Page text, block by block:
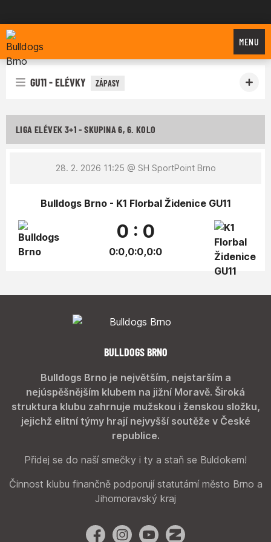
Bulldogs Brno
MENU
GU11 - ELÉVKY ZÁPASY
LIGA ELÉVEK 3+1 - SKUPINA 6, 6. KOLO
28. 2. 2026 11:25 @ SH SportPoint Brno
Bulldogs Brno - K1 Florbal Židenice GU11
0 : 0
0:0,0:0,0:0
BULLDOGS BRNO
Bulldogs Brno je největším, nejstarším a
nejúspěšnějším klubem na jižní Moravě. Široká
struktura klubu zahrnuje mužskou i ženskou složku,
jejichž elitní týmy hrají nejvyšší soutěže v České
republice.
Přidej se do naší smečky i ty a staň se Buldokem!
Činnost klubu finančně podporují statutární město Brno a
Jihomoravský kraj